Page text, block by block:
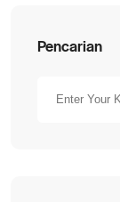
Pencarian